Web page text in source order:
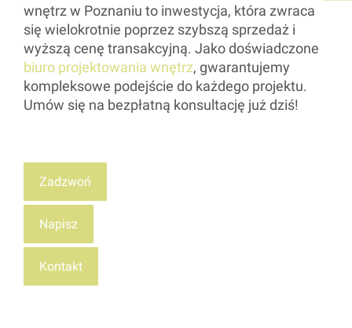
wnętrz w Poznaniu to inwestycja, która zwraca
się wielokrotnie poprzez szybszą sprzedaż i
wyższą cenę transakcyjną. Jako doświadczone
biuro projektowania wnętrz, gwarantujemy
kompleksowe podejście do każdego projektu.
Umów się na bezpłatną konsultację już dziś!
Zadzwoń
Napisz
Kontakt